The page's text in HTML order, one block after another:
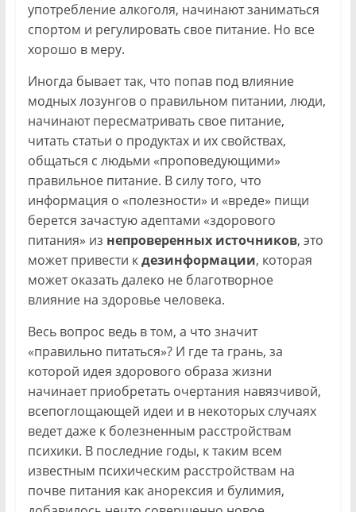
употребление алкоголя, начинают заниматься
спортом и регулировать свое питание. Но все
хорошо в меру.
Иногда бывает так, что попав под влияние
модных лозунгов о правильном питании, люди,
начинают пересматривать свое питание,
читать статьи о продуктах и их свойствах,
общаться с людьми «проповедующими»
правильное питание. В силу того, что
информация о «полезности» и «вреде» пищи
берется зачастую адептами «здорового
питания» из непроверенных источников, это
может привести кдезинформации, которая
может оказать далеко не благотворное
влияние на здоровье человека.
Весь вопрос ведь в том, а что значит
«правильно питаться»? И где та грань, за
которой идея здорового образа жизни
начинает приобретать очертания навязчивой,
всепоглощающей идеи и в некоторых случаях
ведет даже к болезненным расстройствам
психики. В последние годы, к таким всем
известным психическим расстройствам на
почве питания как анорексия и булимия,